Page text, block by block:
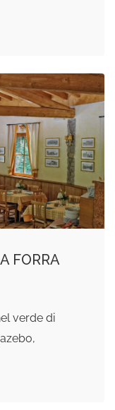
FORRA
verde di